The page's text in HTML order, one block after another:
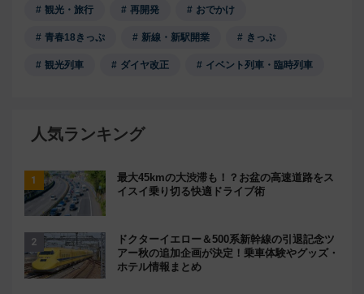
観光・旅行 再開発 おでかけ
青春18きっぷ 新線・新駅開業 きっぷ
観光列車 ダイヤ改正 イベント列車・臨時列車
人気ランキング
最大45kmの大渋滞も！？お盆の高速道路をス
イスイ乗り切る快適ドライブ術
ドクターイエロー＆500系新幹線の引退記念ツ
アー秋の追加企画が決定！乗車体験やグッズ・
ホテル情報まとめ